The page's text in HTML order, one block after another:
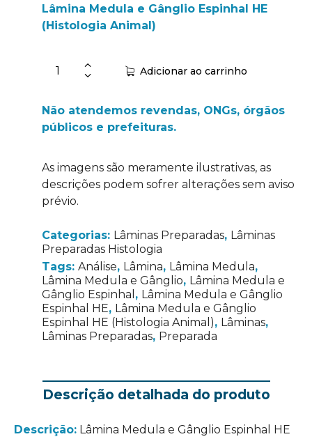
Lâmina Medula e Gânglio Espinhal HE
(Histologia Animal)
Adicionar ao carrinho
Não atendemos revendas, ONGs, órgãos
públicos e prefeituras.
As imagens são meramente ilustrativas, as
descrições podem sofrer alterações sem aviso
prévio.
Categorias: Lâminas Preparadas, Lâminas
Preparadas Histologia
Tags: Análise, Lâmina, Lâmina Medula,
Lâmina Medula e Gânglio, Lâmina Medula e
Gânglio Espinhal , Lâmina Medula e Gânglio
Espinhal HE, Lâmina Medula e Gânglio
Espinhal HE (Histologia Animal), Lâminas,
Lâminas Preparadas, Preparada
Descrição detalhada do produto
Descrição: Lâmina Medula e Gânglio Espinhal HE